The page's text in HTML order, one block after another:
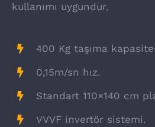
kullanımı uygundur.
400 Kg taşıma
0,15m/sn hız.
Standart 110×140 cm
VVVF invertör sistemi.